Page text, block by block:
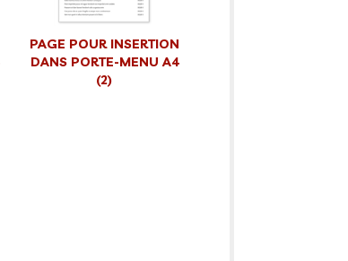
PAGE POUR INSERTION
DANS PORTE-MENU A4
(2)